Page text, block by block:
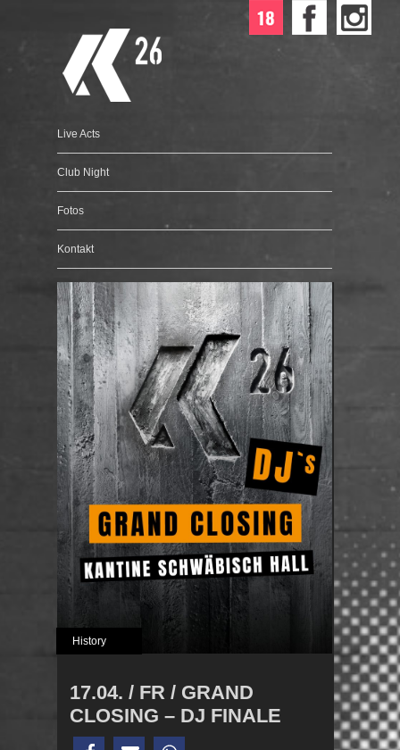
Live Acts
Club Night
Fotos
Kontakt
History
17.04. / FR / GRAND
CLOSING – DJ FINALE